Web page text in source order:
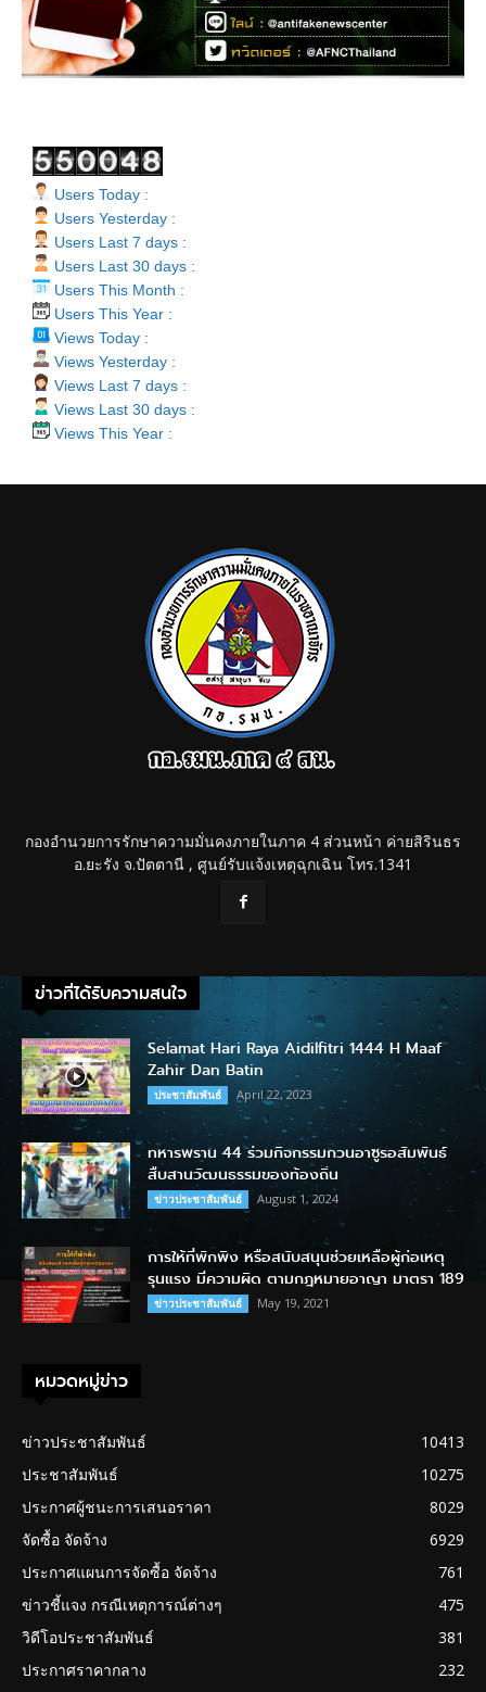
Users Today :
Users Yesterday :
Users Last 7 days :
Users Last 30 days :
Users This Month :
Users This Year :
Views Today :
Views Yesterday :
Views Last 7 days :
Views Last 30 days :
Views This Year :
กองอำนวยการรักษาความมั่นคงภายในภาค 4 ส่วนหน้า ค่ายสิรินธร
อ.ยะรัง จ.ปัตตานี , ศูนย์รับแจ้งเหตุฉุกเฉิน โทร.1341
ข่าวที่ได้รับความสนใจ
Selamat Hari Raya Aidilfitri 1444 H Maaf
Zahir Dan Batin
ประชาสัมพันธ์ April 22, 2023
ทหารพราน 44 ร่วมกิจกรรมกวนอาซูรอสัมพันธ์
สืบสานวัฒนธรรมของท้องถิ่น
ข่าวประชาสัมพันธ์ August 1, 2024
การให้ที่พักพิง หรือสนับสนุนช่วยเหลือผู้ก่อเหตุ
รุนแรง มีความผิด ตามกฎหมายอาญา มาตรา 189
ข่าวประชาสัมพันธ์ May 19, 2021
หมวดหมู่ข่าว
ข่าวประชาสัมพันธ์
10413
ประชาสัมพันธ์
10275
ประกาศผู้ชนะการเสนอราคา
8029
จัดซื้อ จัดจ้าง
6929
ประกาศแผนการจัดซื้อ จัดจ้าง
761
ข่าวชี้แจง กรณีเหตุการณ์ต่างๆ
475
วิดีโอประชาสัมพันธ์
381
ประกาศราคากลาง
232